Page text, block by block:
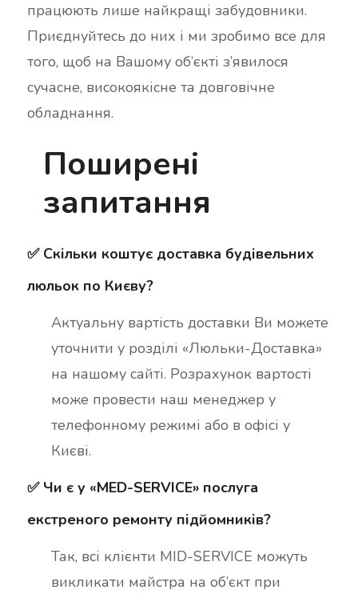
працюють лише найкращі забудовники.
Приєднуйтесь до них і ми зробимо все для
того, щоб на Вашому об’єкті з’явилося
сучасне, високоякісне та довговічне
обладнання.
Поширені
запитання
✅ Скільки коштує доставка будівельних
люльок по Києву?
Актуальну вартість доставки Ви можете
уточнити у розділі «Люльки-Доставка»
на нашому сайті. Розрахунок вартості
може провести наш менеджер у
телефонному режимі або в офісі у
Києві.
✅ Чи є у «MED-SERVICE» послуга
екстреного ремонту підйомників?
Так, всі клієнти MID-SERVICE можуть
викликати майстра на об’єкт при